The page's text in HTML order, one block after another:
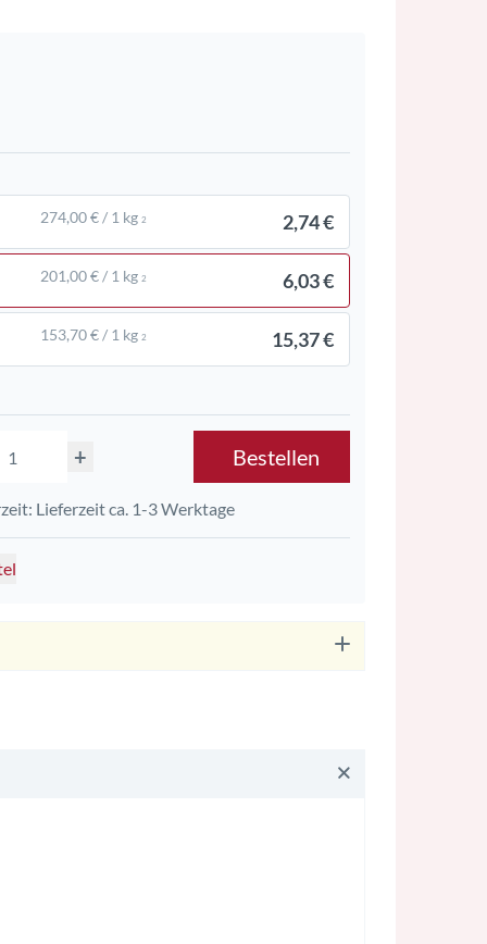
274,00 € / 1 kg 2 2,74 €
201,00 € / 1 kg 2 6,03 €
153,70 € / 1 kg 2 15,37 €
+ Bestellen
Lieferzeit ca. 1-3 Werktage